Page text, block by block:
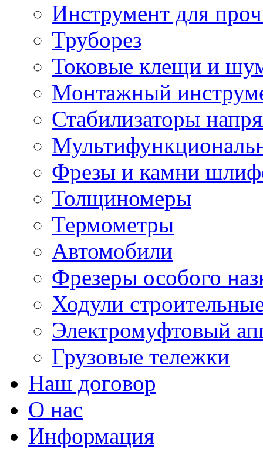
Инструмент для
Труборез
Токовые клещи и
Монтажный
Стабилизаторы
Фрезы и камни
Толщиномеры
Термометры
Автомобили
Фрезеры особого
Ходули
Электромуфтовый
Грузовые тележки
Наш договор
О нас
Информация